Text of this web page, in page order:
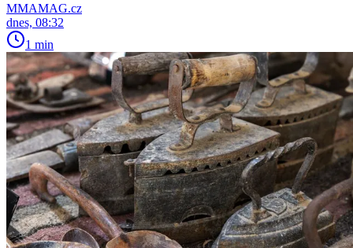
MMAMAG.cz
dnes, 08:32
1 min